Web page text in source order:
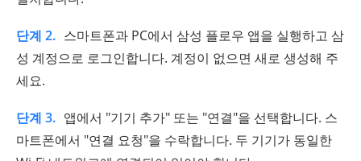
단계 2. 스마트폰과 PC에서 삼성 플로우 앱을 실행하고 삼
성 계정으로 로그인합니다. 계정이 없으면 새로 생성해 주
세요.
단계 3. 앱에서 "기기 추가" 또는 "연결"을 선택합니다. 스
마트폰에서 "연결 요청"을 수락합니다. 두 기기가 동일한